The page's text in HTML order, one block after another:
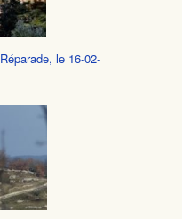
le 16-02-